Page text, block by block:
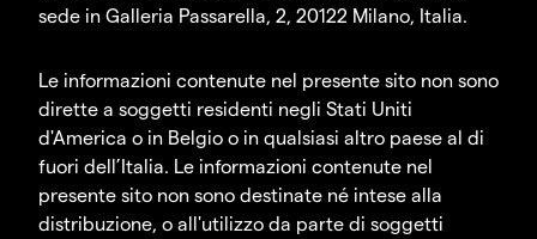
sede in Galleria Passarella, 2, 20122 Milano, Italia.
Le informazioni contenute nel presente sito non sono
dirette a soggetti residenti negli Stati Uniti
d'America o in Belgio o in qualsiasi altro paese al di
fuori dell’Italia. Le informazioni contenute nel
presente sito non sono destinate né intese alla
distribuzione, o all'utilizzo da parte di soggetti